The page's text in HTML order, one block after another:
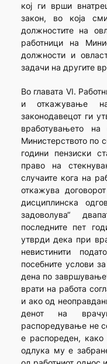
кој ги врши
закон, во која
должностите на
работници на
должности и
задачи на другите
Во главата VI.
и откажување
законодавецот ги
вработувањето
Министерството по
години пензиски
право на
случаите кога на
откажува
дисциплинска
задоволува“
последните пет
утврди дека при
невистинити
посебните услови
дена по
врати на работа
и ако од
денот на
распоредување не
е распореден, како
одлука му е